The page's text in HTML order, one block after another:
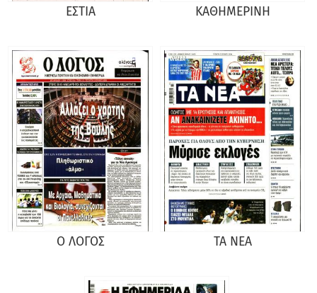
ΕΣΤΙΑ ΚΑΘΗΜΕΡΙΝΗ
Ο ΛΟΓΟΣ ΤΑ ΝΕΑ